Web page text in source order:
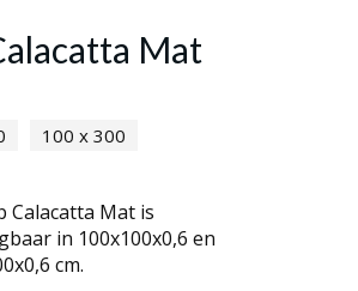
Mat
100 x 300
Calacatta Mat is
in 100x100x0,6 en
cm.